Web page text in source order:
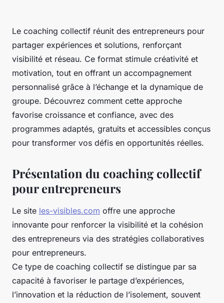
Le coaching collectif réunit des entrepreneurs pour
partager expériences et solutions, renforçant
visibilité et réseau. Ce format stimule créativité et
motivation, tout en offrant un accompagnement
personnalisé grâce à l’échange et la dynamique de
groupe. Découvrez comment cette approche
favorise croissance et confiance, avec des
programmes adaptés, gratuits et accessibles conçus
pour transformer vos défis en opportunités réelles.
Présentation du coaching collectif
pour entrepreneurs
Le site les-visibles.com offre une approche
innovante pour renforcer la visibilité et la cohésion
des entrepreneurs via des stratégies collaboratives
pour entrepreneurs.
Ce type de coaching collectif se distingue par sa
capacité à favoriser le partage d’expériences,
l’innovation et la réduction de l’isolement, souvent